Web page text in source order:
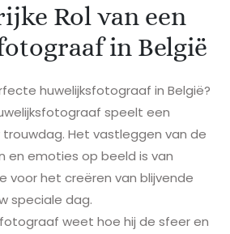
Rol van een
in België
huwelijksfotograaf in België?
speelt een
Het vastleggen van de
en emoties op beeld is van
voor het creëren van blijvende
speciale dag.
weet hoe hij de sfeer en